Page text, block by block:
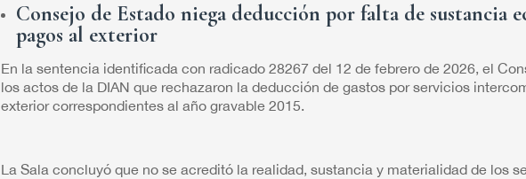
Consejo de Estado niega deducción por falta de sustancia
pagos al exterior
En la sentencia identificada con radicado 28267 del 12 de febrero de 2026, el
los actos de la DIAN que rechazaron la deducción de gastos por servicios
exterior correspondientes al año gravable 2015.
La Sala concluyó que no se acreditó la realidad, sustancia y materialidad de los